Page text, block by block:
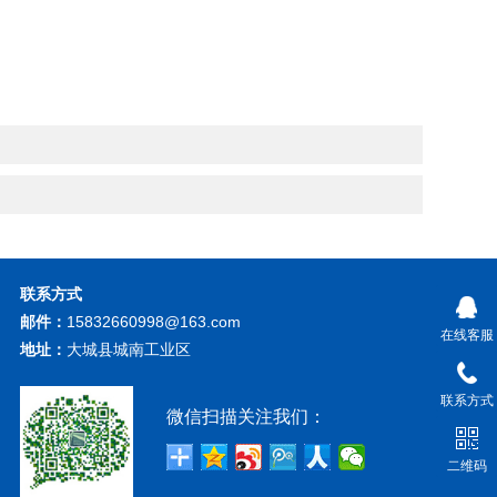
联系方式
邮件： 15832660998@163.com
地址： 大城县城南工业区
微信扫描关注我们：
在线客服
联系方式
二维码